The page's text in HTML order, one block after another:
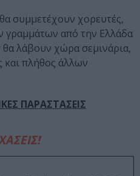
συμμετέχουν χορευτές,
γραμμάτων από την Ελλάδα
θα λάβουν χώρα σεμινάρια,
και πλήθος άλλων
ΠΑΡΑΣΤΑΣΕΙΣ